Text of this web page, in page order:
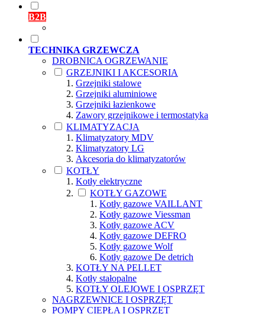
B2B
TECHNIKA GRZEWCZA
DROBNICA OGRZEWANIE
GRZEJNIKI I AKCESORIA
Grzejniki stalowe
Grzejniki aluminiowe
Grzejniki łazienkowe
Zawory grzejnikowe i termostatyka
KLIMATYZACJA
Klimatyzatory MDV
Klimatyzatory LG
Akcesoria do klimatyzatorów
KOTŁY
Kotły elektryczne
KOTŁY GAZOWE
Kotły gazowe VAILLANT
Kotły gazowe Viessman
Kotły gazowe ACV
Kotły gazowe DEFRO
Kotły gazowe Wolf
Kotły gazowe De detrich
KOTŁY NA PELLET
Kotły stałopalne
KOTŁY OLEJOWE I OSPRZĘT
NAGRZEWNICE I OSPRZĘT
POMPY CIEPŁA I OSPRZĘT